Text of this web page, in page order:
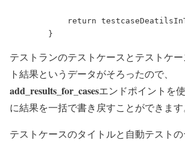
return
        }
テストランのテストケースとテストケ
ト結果というデータがそろったので、
add_results_for_casesエンドポイントを
に結果を一括で書き戻すことができます
テストケースのタイトルと自動テスト